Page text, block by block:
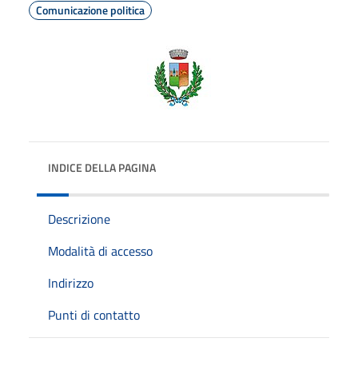
Comunicazione politica
INDICE DELLA PAGINA
Descrizione
Modalità di accesso
Indirizzo
Punti di contatto